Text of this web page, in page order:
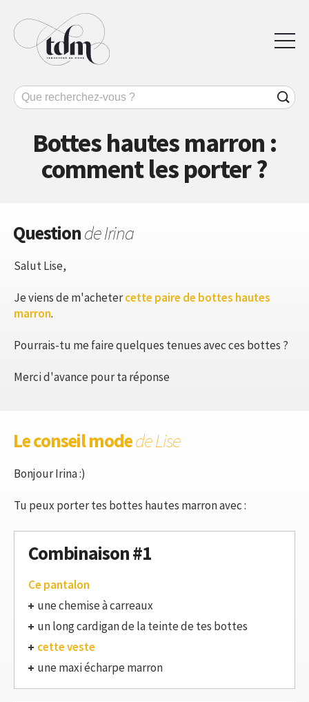
Bottes hautes marron :
comment les porter ?
Questionde Irina
Salut Lise,
Je viens de m'achetercette paire de bottes hautes
marron.
Pourrais-tu me faire quelques tenues avec ces bottes ?
Merci d'avance pour ta réponse
Le conseil modede Lise
Bonjour Irina :)
Tu peux porter tes bottes hautes marron avec :
Combinaison #1
Ce pantalon
une chemise à carreaux
un long cardigan de la teinte de tes bottes
cette veste
une maxi écharpe marron